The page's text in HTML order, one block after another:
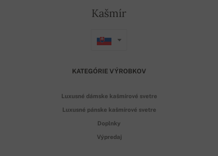
Kašmír
KATEGÓRIE VÝROBKOV
Luxusné dámske kašmírové svetre
Luxusné pánske kašmírové svetre
Doplnky
Výpredaj